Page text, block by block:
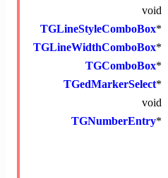
void
TGLineStyleComboBox*
TGLineWidthComboBox*
TGComboBox*
TGedMarkerSelect*
void
TGNumberEntry*